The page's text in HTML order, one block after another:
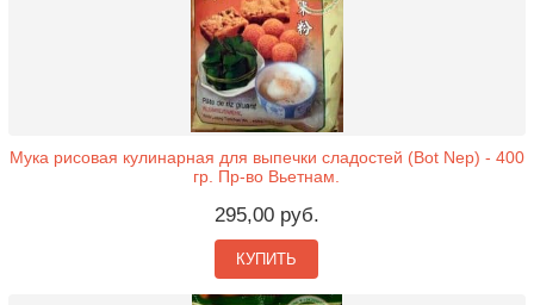
Мука рисовая кулинарная для выпечки сладостей (Bot Nep) - 400
гр. Пр-во Вьетнам.
295,00 руб.
КУПИТЬ